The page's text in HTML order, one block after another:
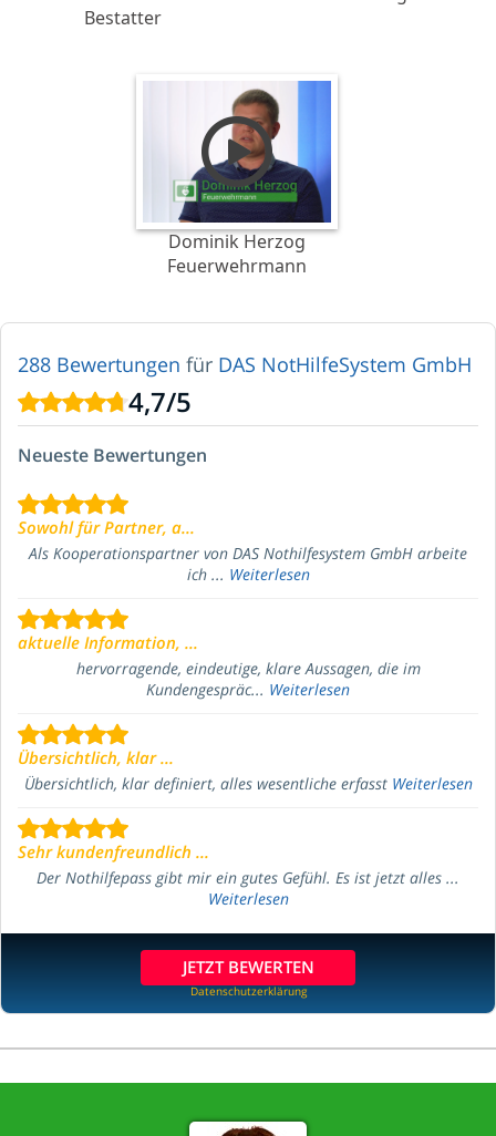
Bestatter
Dominik Herzog
Feuerwehrmann
288 Bewertungen für DAS NotHilfeSystem GmbH
4,7/5
Neueste Bewertungen
Sowohl für Partner, a...
Als Kooperationspartner von DAS Nothilfesystem GmbH arbeite
ich ... Weiterlesen
aktuelle Information, ...
hervorragende, eindeutige, klare Aussagen, die im
Kundengespräc... Weiterlesen
Übersichtlich, klar ...
Übersichtlich, klar definiert, alles wesentliche erfasst Weiterlesen
Sehr kundenfreundlich ...
Der Nothilfepass gibt mir ein gutes Gefühl. Es ist jetzt alles ...
Weiterlesen
JETZT BEWERTEN
Datenschutzerklärung